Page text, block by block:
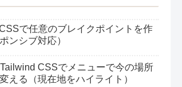
で任意のブレイクポイントを作
ンシブ対応）
CSSでメニューで今の場所
える（現在地をハイライト）